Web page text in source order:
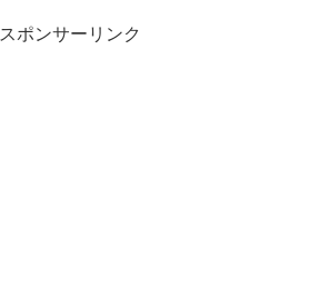
スポンサーリンク